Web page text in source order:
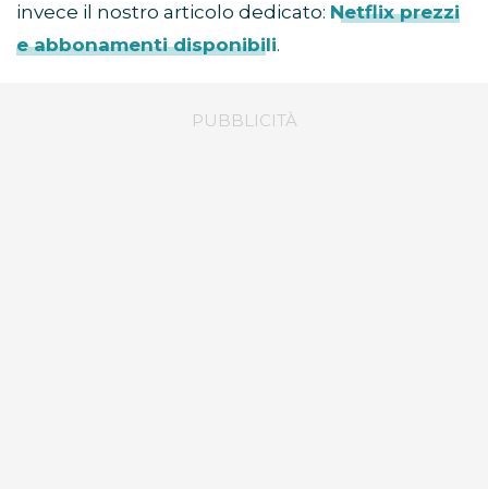
invece il nostro articolo dedicato: Netflix prezzi
e abbonamenti disponibili.